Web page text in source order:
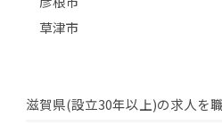
草津市
滋賀県(設立30年以上)の求人を